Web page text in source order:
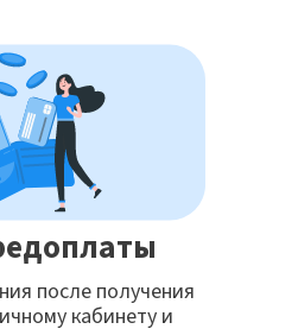
после получения
кабинету и